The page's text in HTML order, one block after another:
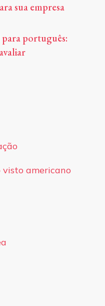
sua empresa
português:
americano